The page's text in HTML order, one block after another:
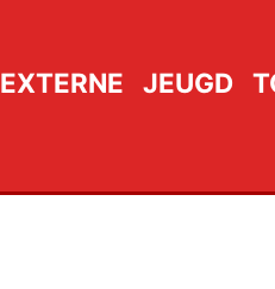
EXTERNE JEUGD